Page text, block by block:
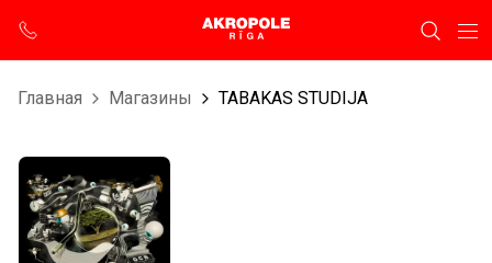
Главная Магазины TABAKAS STUDIJA